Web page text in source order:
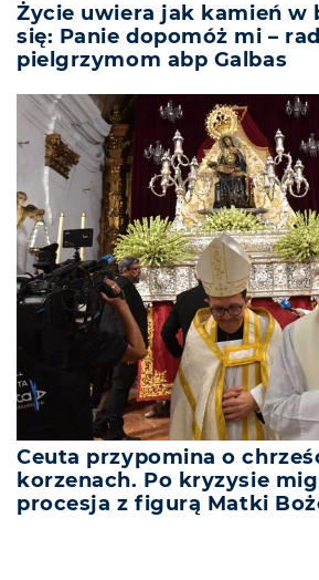
Życie uwiera jak kamień w
się: Panie dopomóż mi –
pielgrzymom abp Galbas
Ceuta przypomina o
korzenach. Po kryzysie
procesja z figurą Matki